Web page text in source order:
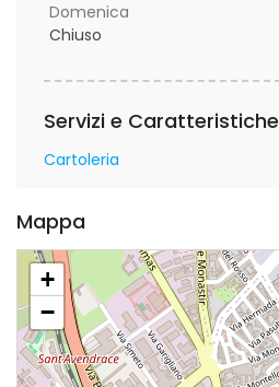
Domenica
Chiuso
Servizi e Caratteristiche
Cartoleria
Mappa
+
−